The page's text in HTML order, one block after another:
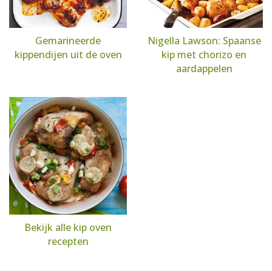
Gemarineerde
kippendijen uit de oven
Nigella Lawson: Spaanse
kip met chorizo en
aardappelen
Bekijk alle kip oven
recepten